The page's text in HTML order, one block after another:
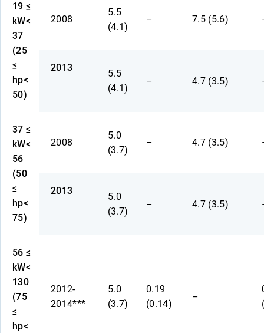
19 ≤
kW<
37
(25
≤
hp<
50)
2008
5.5
(4.1)
– 7.5 (5.6)
2013
5.5
(4.1)
– 4.7 (3.5)
37 ≤
kW<
56
(50
≤
hp<
75)
2008
5.0
(3.7)
– 4.7 (3.5)
2013
5.0
(3.7)
– 4.7 (3.5)
56 ≤
kW<
130
(75
≤
hp<
2012-
2014***
5.0
(3.7)
0.19
(0.14)
–